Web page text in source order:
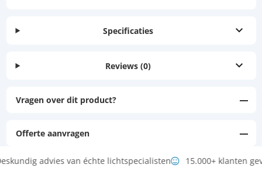
Specificaties
Reviews (0)
Vragen over dit product?
Offerte aanvragen
advies van échte lichtspecialisten 15.000+ klanten